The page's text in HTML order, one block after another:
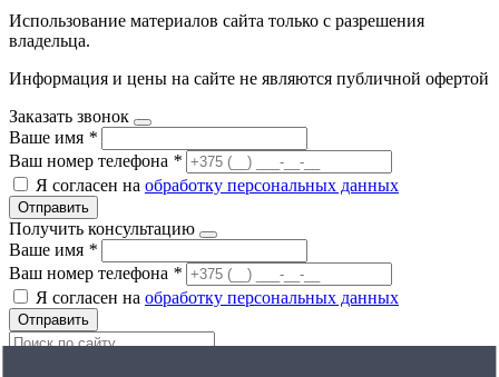
Использование материалов сайта только с разрешения
владельца.
Информация и цены на сайте не являются публичной офертой
Заказать звонок
Ваше имя *
Ваш номер телефона *
Я согласен на обработку персональных данных
Отправить
Получить консультацию
Ваше имя *
Ваш номер телефона *
Я согласен на обработку персональных данных
Отправить